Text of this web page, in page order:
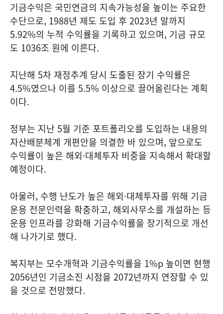
기금수익은 국민연금의 지속가능성을 높이는 주요한
수단으로, 1988년 제도 도입 후 2023년 말까지
5.92%의 누적 수익률을 기록하고 있으며, 기금 규모
도 1036조 원에 이른다.
지난해 5차 재정추계 당시 도출된 장기 수익률은
4.5%였으나 이를 5.5% 이상으로 끌어올린다는 계획
이다.
정부는 지난 5월 기준 포트폴리오를 도입하는 내용의
자산배분체계 개편안을 의결한 바 있으며, 앞으로도
수익률이 높은 해외·대체투자 비중을 지속해서 확대할
예정이다.
아울러, 수행 난도가 높은 해외·대체투자를 위해 기금
운용 전문인력을 확충하고, 해외사무소를 개설하는 등
운용 인프라를 강화해 기금수익률을 장기적으로 개선
해 나가기로 했다.
복지부는 모수개혁과 기금수익률을 1%p 높이면 현행
2056년인 기금소진 시점을 2072년까지 연장할 수 있
을 것으로 전망했다.